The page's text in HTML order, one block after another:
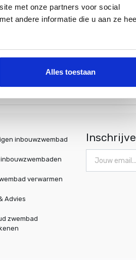
met onze partners voor social
andere informatie die u aan ze
Alles toestaan
secties van 2,10 meter en een
van een zomerhoes en winterhoes.
inbouwzwembad
inbouwzwembaden
verwarmen
Advies
zwembad